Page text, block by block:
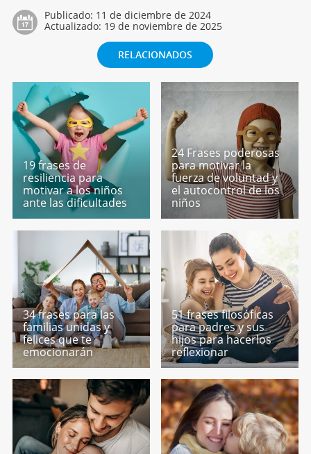
Publicado: 11 de diciembre de 2024
Actualizado: 19 de noviembre de 2025
RELACIONADOS
19 frases de
resiliencia para
motivar a los niños
ante las dificultades
24 Frases poderosas
para motivar la
fuerza de voluntad y
el autocontrol de los
niños
34 frases para las
familias unidas y
felices que te
emocionarán
51 frases filosóficas
para padres y sus
hijos para hacerlos
reflexionar